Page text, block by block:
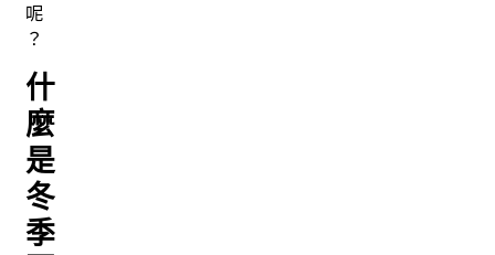
呢
？
什
麼
是
冬
季